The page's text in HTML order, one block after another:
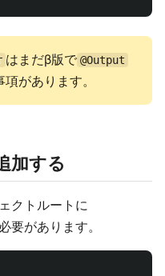
はまだβ版で @Output
があります。
加する
クトルートに
要があります。